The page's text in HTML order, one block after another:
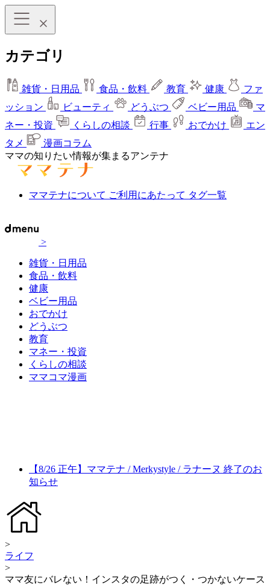
カテゴリ
雑貨・日用品 食品・飲料 教育 健康
ファ
ッション
ビューティ どうぶつ ベビー用品
マ
ネー・投資
くらしの相談 行事 おでかけ
エン
タメ
漫画コラム
ママの知りたい情報が集まるアンテナ
ママテナについて ご利用にあたって タグ一覧
>
雑貨・日用品
食品・飲料
健康
ベビー用品
おでかけ
どうぶつ
教育
マネー・投資
くらしの相談
ママコマ漫画
【8/26 正午】ママテナ / Merkystyle / ラナーヌ 終了のお
知らせ
>
ライフ
>
ママ友にバレない！インスタの足跡がつく・つかないケース